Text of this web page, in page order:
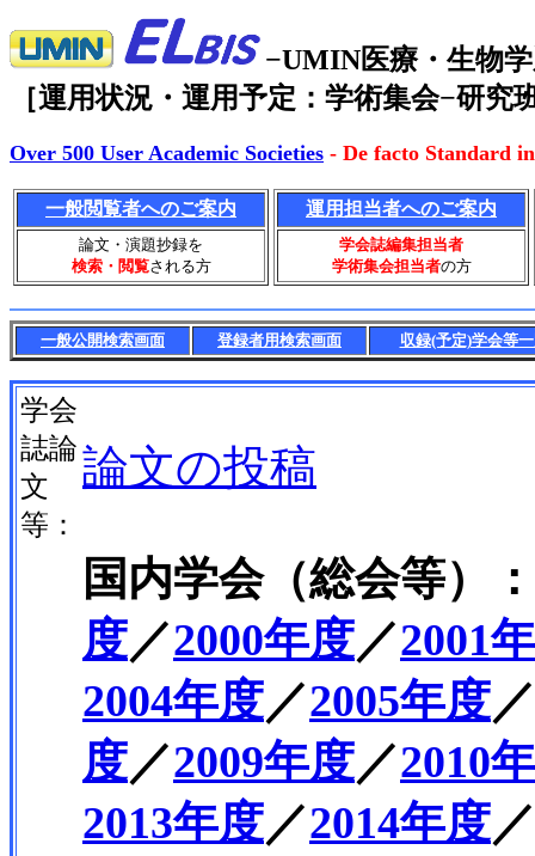
−UMIN医療・生物
［運用状況・運用予定：学術集会−研究
Over 500 User Academic Societies - De facto Standard
一般閲覧者へのご案内
論文・演題抄録を
検索・閲覧される方
運用担当者へのご案内
学会誌編集担当者
学術集会担当者の方
一般公開検索画面 登録者用検索画面 収録(予定)学会等
学会
誌論
文
等：
論文の投稿
国内学会（総会等）：
度／2000年度／2001
2004年度／2005年度／
度／2009年度／2010
2013年度／2014年度／